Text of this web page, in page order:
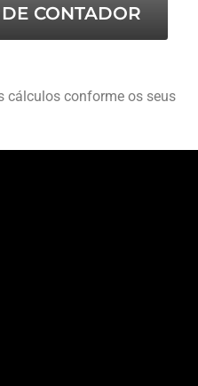
CONTADOR
cálculos conforme os seus